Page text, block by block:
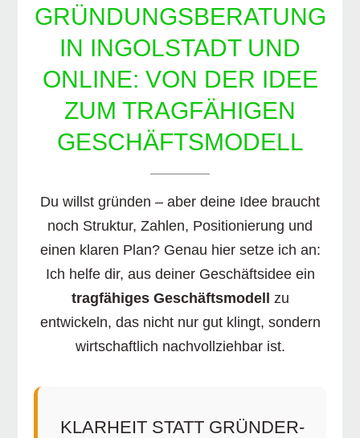
GRÜNDUNGSBERATUNG
IN INGOLSTADT UND
ONLINE: VON DER IDEE
ZUM TRAGFÄHIGEN
GESCHÄFTSMODELL
Du willst gründen – aber deine Idee braucht
noch Struktur, Zahlen, Positionierung und
einen klaren Plan? Genau hier setze ich an:
Ich helfe dir, aus deiner Geschäftsidee ein
tragfähiges Geschäftsmodell
zu
entwickeln, das nicht nur gut klingt, sondern
wirtschaftlich nachvollziehbar ist.
KLARHEIT STATT GRÜNDER-